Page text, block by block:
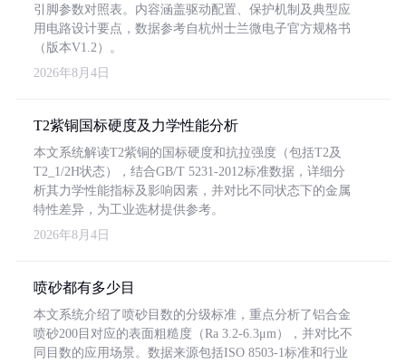
引脚参数对照表。内容涵盖驱动配置、保护机制及典型应
用电路设计要点，数据参考自杭州士兰微电子官方规格书
（版本V1.2）。
2026年8月4日
T2紫铜国标硬度及力学性能分析
本文系统解读T2紫铜的国标硬度和抗拉强度（包括T2及
T2_1/2H状态），结合GB/T 5231-2012标准数据，详细分
析其力学性能指标及影响因素，并对比不同状态下的金属
特性差异，为工业选材提供参考。
2026年8月4日
喷砂都有多少目
本文系统介绍了喷砂目数的分级标准，重点分析了铝合金
喷砂200目对应的表面粗糙度（Ra 3.2-6.3μm），并对比不
同目数的应用场景。数据来源包括ISO 8503-1标准和行业